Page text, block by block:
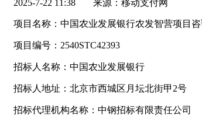
2025-7-22 11:38 来源：移动支付网
项目名称：中国农业发展银行农发智营项目咨
项目编号：2540STC42393
招标人名称：中国农业发展银行
招标人地址：北京市西城区月坛北街甲2号
招标代理机构名称：中钢招标有限责任公司